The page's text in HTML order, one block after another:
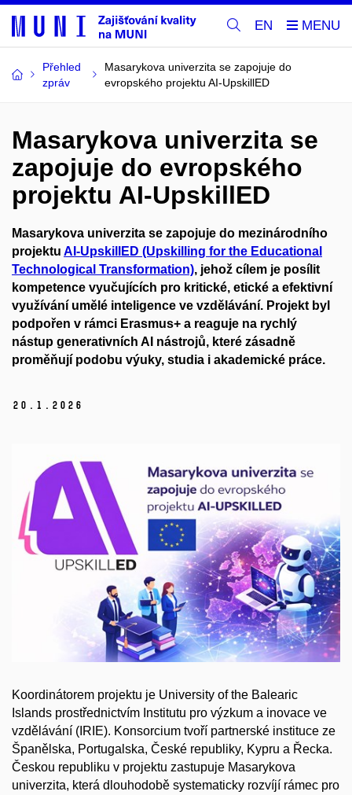
EN
Přehled
zpráv
Masarykova univerzita se zapojuje do
evropského projektu AI-UpskillED
Masarykova univerzita se
zapojuje do evropského
projektu AI-UpskillED
Masarykova univerzita se zapojuje do mezinárodního
projektu AI-UpskillED (Upskilling for the Educational
Technological Transformation), jehož cílem je posílit
kompetence vyučujících pro kritické, etické a efektivní
využívání umělé inteligence ve vzdělávání. Projekt byl
podpořen v rámci Erasmus+ a reaguje na rychlý
nástup generativních AI nástrojů, které zásadně
proměňují podobu výuky, studia i akademické práce.
20. 1. 2026
Koordinátorem projektu je University of the Balearic
Islands prostřednictvím Institutu pro výzkum a inovace ve
vzdělávání (IRIE). Konsorcium tvoří partnerské instituce ze
Španělska, Portugalska, České republiky, Kypru a Řecka.
Českou republiku v projektu zastupuje Masarykova
univerzita, která dlouhodobě systematicky rozvíjí rámec pro